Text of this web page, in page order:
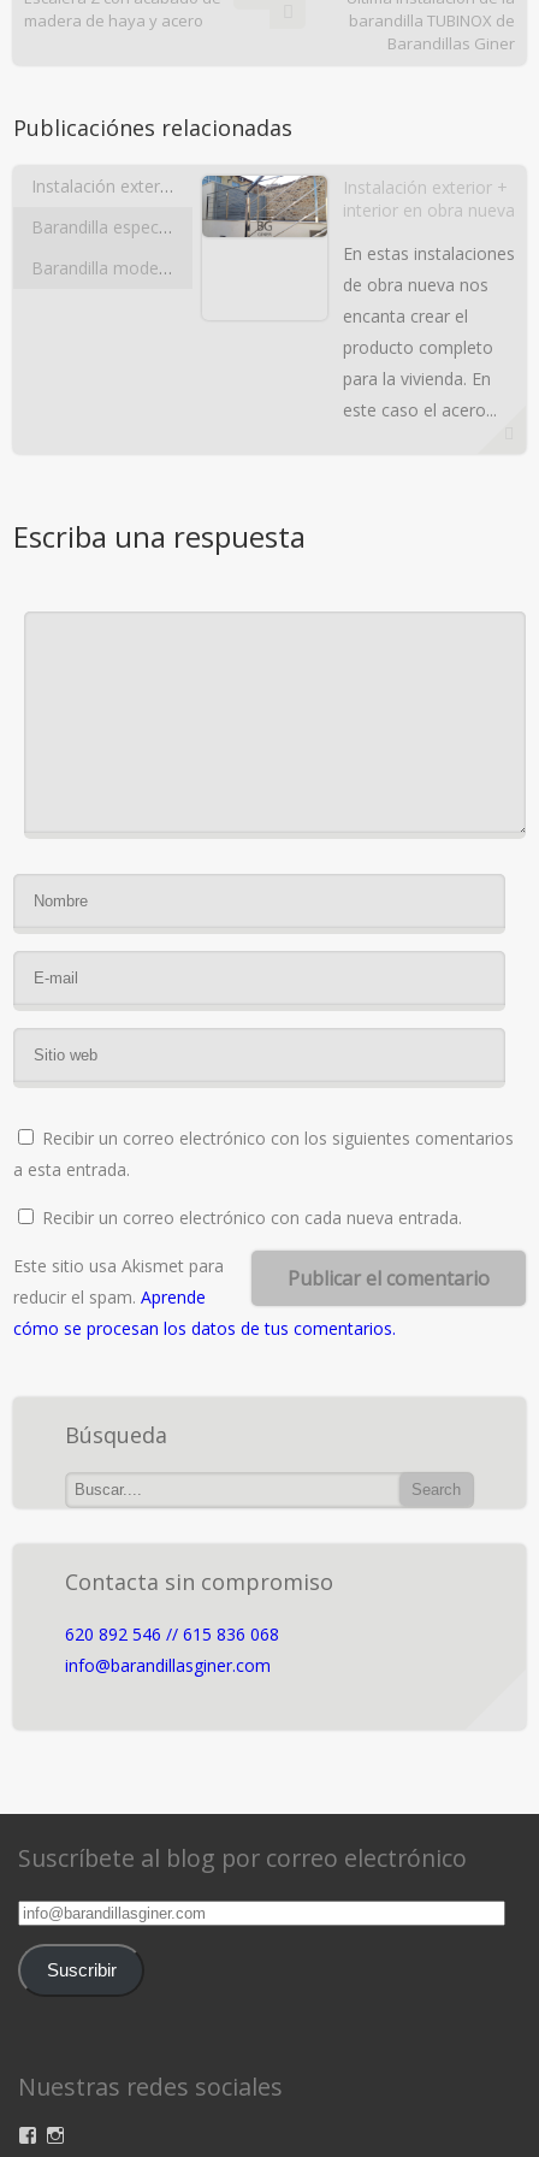
madera de haya y acero
barandilla TUBINOX de
Barandillas Giner
Publicaciónes relacionadas
Instalación exterior + interior en obra nueva
Barandilla especial de madera modelo «Cuadradillo»
Barandilla modelo Guía-Inox
Instalación exterior +
interior en obra nueva
En estas instalaciones
de obra nueva nos
encanta crear el
producto completo
para la vivienda. En
este caso el acero...
Escriba una respuesta
Recibir un correo electrónico con los siguientes comentarios
a esta entrada.
Recibir un correo electrónico con cada nueva entrada.
Este sitio usa Akismet para
reducir el spam.Aprende
cómo se procesan los datos de tus comentarios.
Búsqueda
Contacta sin compromiso
620 892 546 // 615 836 068
info@barandillasginer.com
Suscríbete al blog por correo electrónico
info@barandillasginer.com
Suscribir
Nuestras redes sociales
VerVer